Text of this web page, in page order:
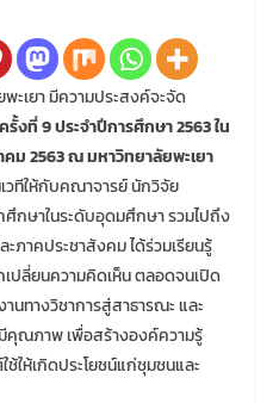
มีความประสงค์จะจัด
รั้งที่ 9 ประจำปีการศึกษา 2563 ใน
คม 2563 ณ มหาวิทยาลัยพะเยา
วทีให้กับคณาจารย์ นักวิจัย
กษาในระดับอุดมศึกษา รวมไปถึง
ภาคประชาสังคม ได้ร่วมเรียนรู้
ลี่ยนความคิดเห็น ตลอดจนเปิด
นทางวิชาการสู่สาธารณะ และ
คุณภาพ เพื่อสร้างองค์ความรู้
ให้เกิดประโยชน์แก่ชุมชนและ